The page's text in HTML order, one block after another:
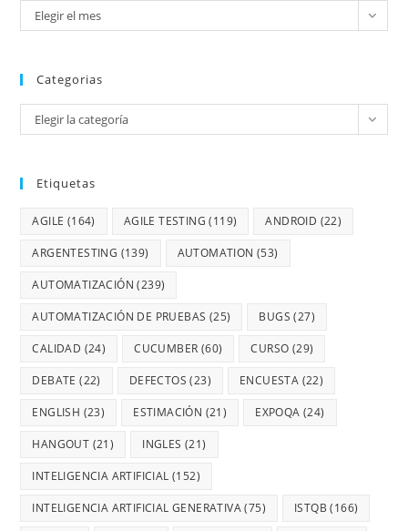
Elegir el mes
Categorias
Elegir la categoría
Etiquetas
AGILE (164) AGILE TESTING (119) ANDROID (22)
ARGENTESTING (139) AUTOMATION (53)
AUTOMATIZACIÓN (239)
AUTOMATIZACIÓN DE PRUEBAS (25) BUGS (27)
CALIDAD (24) CUCUMBER (60) CURSO (29)
DEBATE (22) DEFECTOS (23) ENCUESTA (22)
ENGLISH (23) ESTIMACIÓN (21) EXPOQA (24)
HANGOUT (21) INGLES (21)
INTELIGENCIA ARTIFICIAL (152)
INTELIGENCIA ARTIFICIAL GENERATIVA(75) ISTQB (166)